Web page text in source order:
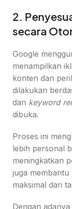
2.
secara
Google
menampilkan
konten dan
dilakukan
dan keyword
dibuka.
Proses ini
lebih personal
meningkatkan
juga membantu
maksimal dari
Dengan adanya